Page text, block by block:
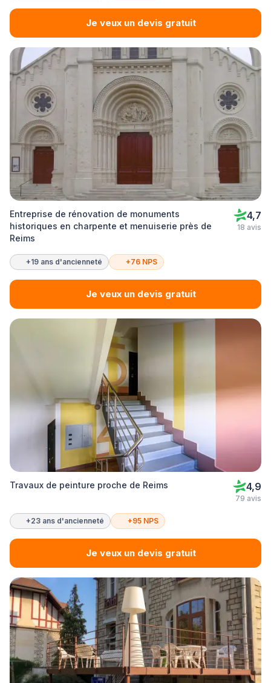
Je veux un devis gratuit
Entreprise de rénovation de monuments
historiques en charpente et menuiserie près de
Reims
4,7
18 avis
+19 ans d'ancienneté +76 NPS
Je veux un devis gratuit
Travaux de peinture proche de Reims 4,9
79 avis
+23 ans d'ancienneté +95 NPS
Je veux un devis gratuit